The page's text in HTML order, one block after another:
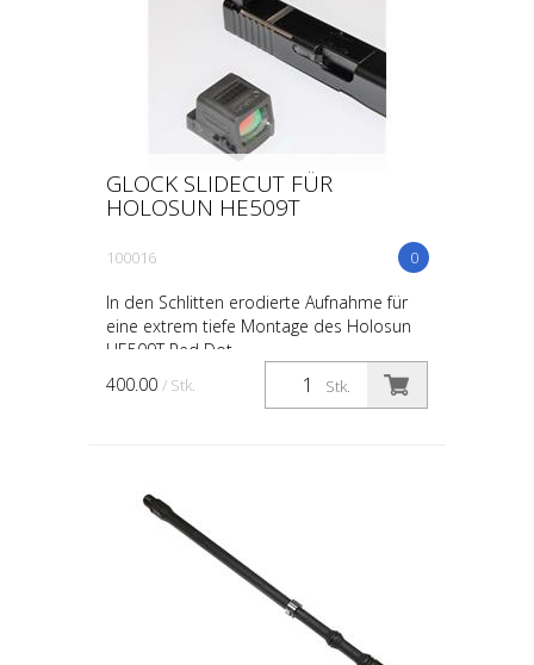
GLOCK SLIDECUT FÜR
HOLOSUN HE509T
0
100016
In den Schlitten erodierte Aufnahme für
eine extrem tiefe Montage des Holosun
HE509T Red Dot
Stk.
400.00 / Stk.